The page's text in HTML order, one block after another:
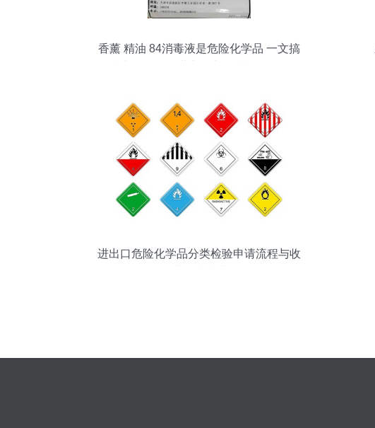
香薰 精油 84消毒液是危险化学品 一文搞
进出口危险化学品分类检验申请流程与收